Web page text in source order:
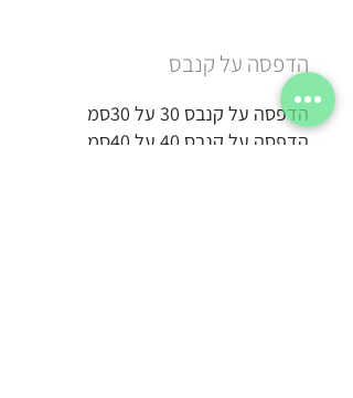
הדפסה על קנבס
הדפסה על קנבס 30 על 30סמ
הדפסה על קנבס 40 על 40סמ